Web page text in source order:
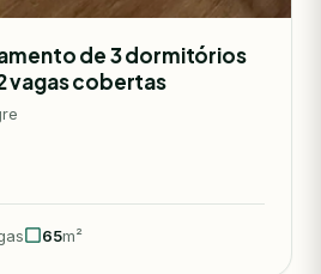
de 3 dormitórios
vagas cobertas
65m²